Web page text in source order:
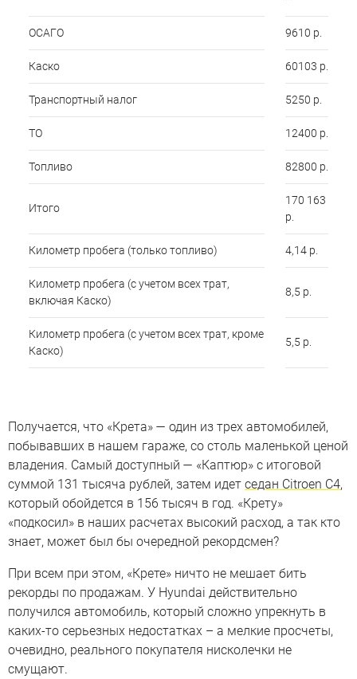
ОСАГО 9610 р.
Каско 60103 р.
Транспортный налог 5250 р.
ТО 12400 р.
Топливо 82800 р.
Итого
170 163
р.
Километр пробега (только топливо) 4,14 р.
Километр пробега (с учетом всех трат,
включая Каско)
8,5 р.
Километр пробега (с учетом всех трат, кроме
Каско)
5,5 р.
Получается, что «Крета» — один из трех автомобилей,
побывавших в нашем гараже, со столь маленькой ценой
владения. Самый доступный — «Каптюр» с итоговой
суммой 131 тысяча рублей, затем идет седан Citroen C4,
который обойдется в 156 тысяч в год. «Крету»
«подкосил» в наших расчетах высокий расход, а так кто
знает, может был бы очередной рекордсмен?
При всем при этом, «Крете» ничто не мешает бить
рекорды по продажам. У Hyundai действительно
получился автомобиль, который сложно упрекнуть в
каких-то серьезных недостатках – а мелкие просчеты,
очевидно, реального покупателя нисколечки не
смущают.